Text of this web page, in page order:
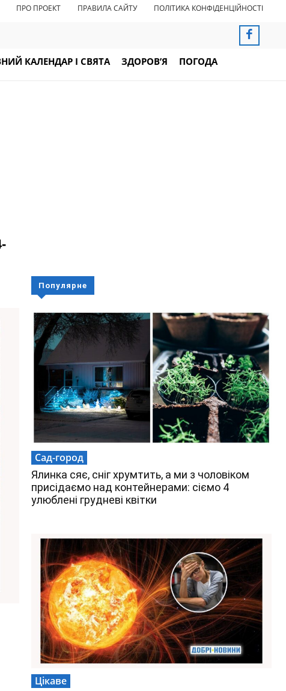
ПРО ПРОЕКТ ПРАВИЛА САЙТУ ПОЛІТИКА КОНФІДЕНЦІЙНОСТІ
КАЛЕНДАР І СВЯТА ЗДОРОВ’Я ПОГОДА
Популярне
Сад-город
Ялинка сяє, сніг хрумтить, а ми з чоловіком
присідаємо над контейнерами: сіємо 4
улюблені грудневі квітки
Цікаве